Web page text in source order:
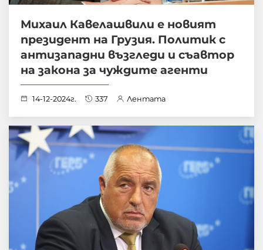
Михаил Кавелашвили е новият
президент на Грузия. Политик с
антизападни възгледи и съавтор
на закона за чуждите агенти
14-12-2024г. 337 Лентата